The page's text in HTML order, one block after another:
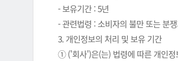
- 보유기간 : 5년
- 관련법령 : 소비자의 불만 또는 분
3. 개인정보의 처리 및 보유 기간
① ('회사')은(는) 법령에 따른 개인정